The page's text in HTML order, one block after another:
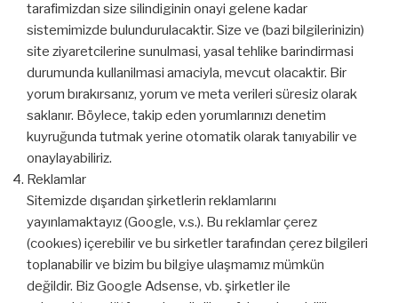
tarafimizdan size silindiginin onayi gelene kadar
sistemimizde bulundurulacaktir. Size ve (bazi bilgilerinizin)
site ziyaretcilerine sunulmasi, yasal tehlike barindirmasi
durumunda kullanilmasi amaciyla, mevcut olacaktir. Bir
yorum bırakırsanız, yorum ve meta verileri süresiz olarak
saklanır. Böylece, takip eden yorumlarınızı denetim
kuyruğunda tutmak yerine otomatik olarak tanıyabilir ve
onaylayabiliriz.
Reklamlar
Sitemizde dışarıdan şirketlerin reklamlarını
yayınlamaktayız (Google, v.s.). Bu reklamlar çerez
(cookıes) içerebilir ve bu sirketler tarafından çerez bilgileri
toplanabilir ve bizim bu bilgiye ulaşmamız mümkün
değildir. Biz Google Adsense, vb. şirketler ile